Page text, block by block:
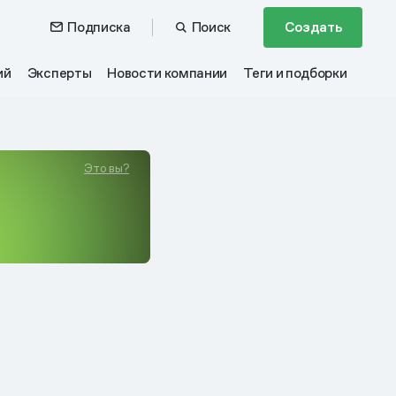
Подписка Поиск Создать
Эксперты Новости компании Теги и подборки
Это вы?